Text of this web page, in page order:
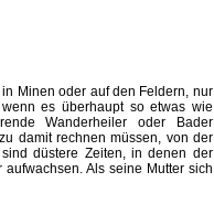
Minen oder auf den Feldern, nur
es überhaupt so etwas wie
Wanderheiler oder Bader
damit rechnen müssen, von der
düstere Zeiten, in denen der
Als seine Mutter sich